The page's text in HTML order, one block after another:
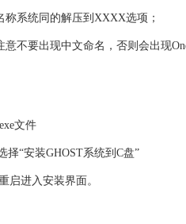
系统同的解压到XXXX选项；
不要出现中文命名，否则会出现
文件
择“安装GHOST系统到C盘”
启进入安装界面。